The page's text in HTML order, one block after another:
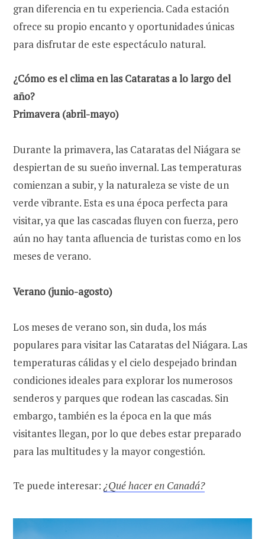
gran diferencia en tu experiencia. Cada estación
ofrece su propio encanto y oportunidades únicas
para disfrutar de este espectáculo natural.
¿Cómo es el clima en las Cataratas a lo largo del
año?
Primavera (abril-mayo)
Durante la primavera, las Cataratas del Niágara se
despiertan de su sueño invernal. Las temperaturas
comienzan a subir, y la naturaleza se viste de un
verde vibrante. Esta es una época perfecta para
visitar, ya que las cascadas fluyen con fuerza, pero
aún no hay tanta afluencia de turistas como en los
meses de verano.
Verano (junio-agosto)
Los meses de verano son, sin duda, los más
populares para visitar las Cataratas del Niágara. Las
temperaturas cálidas y el cielo despejado brindan
condiciones ideales para explorar los numerosos
senderos y parques que rodean las cascadas. Sin
embargo, también es la época en la que más
visitantes llegan, por lo que debes estar preparado
para las multitudes y la mayor congestión.
Te puede interesar: ¿Qué hacer en Canadá?